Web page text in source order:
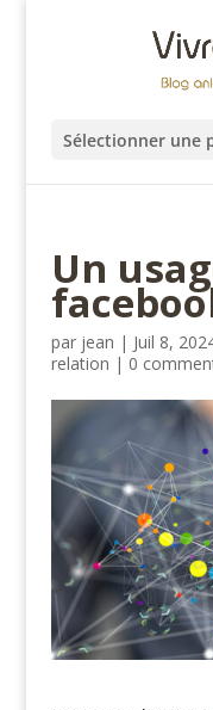
Sélectionner une
Un
par jean | Juil 8,
relation | 0